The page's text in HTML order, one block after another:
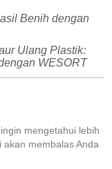
Benih dengan
Ulang Plastik:
WESORT
mengetahui lebih
membalas Anda